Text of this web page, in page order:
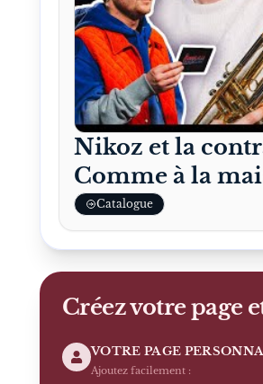
Nikoz et la
Comme à la
Catalogue
Créez votre page
VOTRE PAGE
Ajoutez facilement :